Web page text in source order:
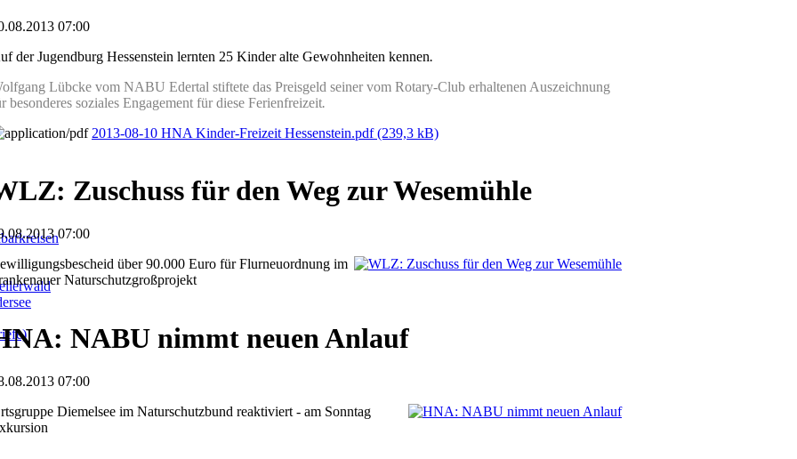
07:00
der Jugendburg Hessenstein lernten 25 Kinder alte Gewohnheiten kennen.
Lübcke vom NABU Edertal stiftete das Preisgeld seiner vom Rotary-Club erhaltenen Auszeichnung
besonderes soziales Engagement für diese Ferienfreizeit.
2013-08-10 HNA Kinder-Freizeit Hessenstein.pdf(239,3 kB)
Zuschuss für den Weg zur Wesemühle
07:00
über 90.000 Euro für Flurneuordnung im
Naturschutzgroßprojekt
NABU nimmt neuen Anlauf
07:00
Diemelsee im Naturschutzbund reaktiviert - am Sonntag